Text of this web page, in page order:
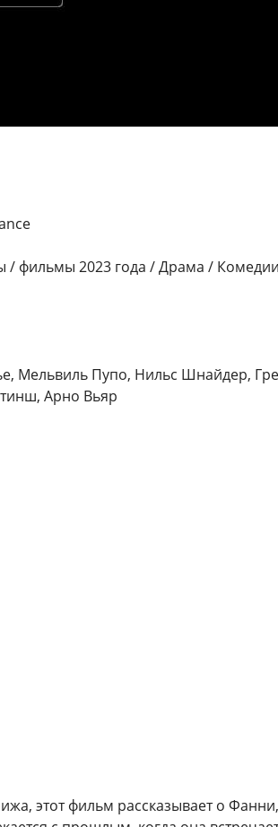
фильмы 2023 года / Драма /
Мельвиль Пупо, Нильс Шнайдер,
Арно Вьяр
этот фильм рассказывает о